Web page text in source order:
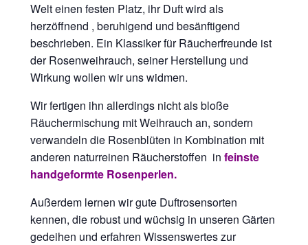
Welt einen festen Platz, ihr Duft wird als
herzöffnend , beruhigend und besänftigend
beschrieben. Ein Klassiker für Räucherfreunde ist
der Rosenweihrauch, seiner Herstellung und
Wirkung wollen wir uns widmen.
Wir fertigen ihn allerdings nicht als bloße
Räuchermischung mit Weihrauch an, sondern
verwandeln die Rosenblüten in Kombination mit
anderen naturreinen Räucherstoffen in feinste
handgeformte Rosenperlen.
Außerdem lernen wir gute Duftrosensorten
kennen, die robust und wüchsig in unseren Gärten
gedeihen und erfahren Wissenswertes zur